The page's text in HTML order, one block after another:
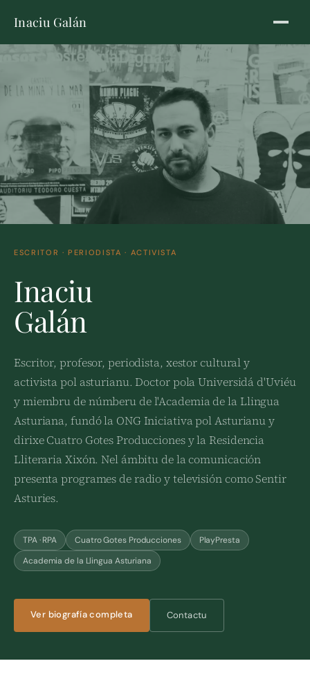
Inaciu Galán
ESCRITOR · PERIODISTA · ACTIVISTA
Inaciu
Galán
Escritor, profesor, periodista, xestor cultural y
activista pol asturianu. Doctor pola Universidá d'Uviéu
y miembru de númberu de l'Academia de la Llingua
Asturiana, fundó la ONG Iniciativa pol Asturianu y
dirixe Cuatro Gotes Producciones y la Residencia
Lliteraria Xixón. Nel ámbitu de la comunicación
presenta programes de radio y televisión como Sentir
Asturies.
TPA · RPA Cuatro Gotes Producciones
PlayPresta
Academia de la Llingua Asturiana
Ver biografía completa Contactu